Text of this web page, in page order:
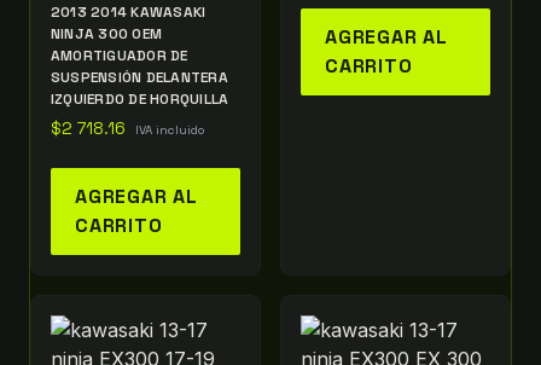
2013 2014 KAWASAKI
NINJA 300 OEM
AMORTIGUADOR DE
SUSPENSIÓN DELANTERA
IZQUIERDO DE HORQUILLA
$2 718.16 IVA incluido
AGREGAR AL
CARRITO
AGREGAR AL
CARRITO